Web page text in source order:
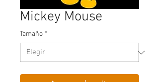
Mickey Mouse
Tamaño *